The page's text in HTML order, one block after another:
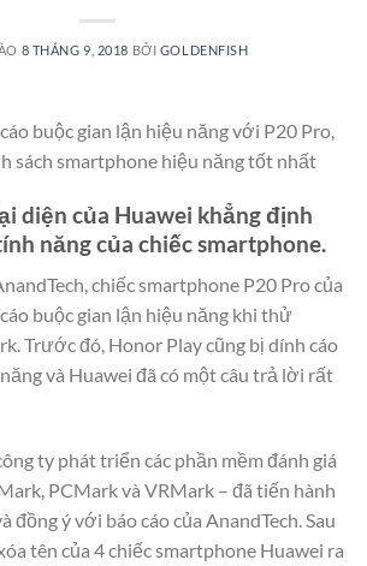
8 THÁNG 9, 2018 BỞI GOLDENFISH
buộc gian lận hiệu năng với P20 Pro,
sách smartphone hiệu năng tốt nhất
diện của Huawei khẳng định
năng của chiếc smartphone.
chiếc smartphone P20 Pro của
buộc gian lận hiệu năng khi thử
Trước đó, Honor Play cũng bị dính cáo
và Huawei đã có một câu trả lời rất
ty phát triển các phần mềm đánh giá
PCMark và VRMark – đã tiến hành
đồng ý với báo cáo của AnandTech. Sau
tên của 4 chiếc smartphone Huawei ra